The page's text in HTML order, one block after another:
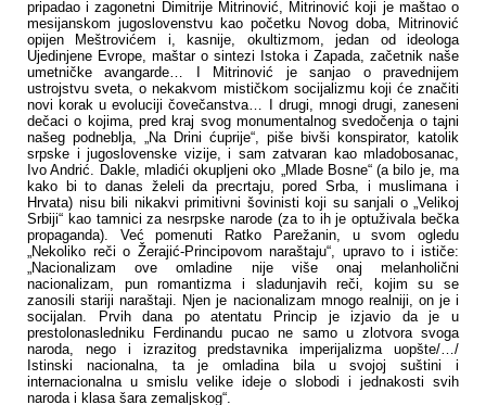
pripadao i zagonetni Dimitrije Mitrinović, Mitrinović koji je maštao o
mesijanskom jugoslovenstvu kao početku Novog doba, Mitrinović
opijen Meštrovićem i, kasnije, okultizmom, jedan od ideologa
Ujedinjene Evrope, maštar o sintezi Istoka i Zapada, začetnik naše
umetničke avangarde… I Mitrinović je sanjao o pravednijem
ustrojstvu sveta, o nekakvom mističkom socijalizmu koji će značiti
novi korak u evoluciji čovečanstva… I drugi, mnogi drugi, zaneseni
dečaci o kojima, pred kraj svog monumentalnog svedočenja o tajni
našeg podneblja, „Na Drini ćuprije“, piše bivši konspirator, katolik
srpske i jugoslovenske vizije, i sam zatvaran kao mladobosanac,
Ivo Andrić. Dakle, mladići okupljeni oko „Mlade Bosne“ (a bilo je, ma
kako bi to danas želeli da precrtaju, pored Srba, i muslimana i
Hrvata) nisu bili nikakvi primitivni šovinisti koji su sanjali o „Velikoj
Srbiji“ kao tamnici za nesrpske narode (za to ih je optuživala bečka
propaganda). Već pomenuti Ratko Parežanin, u svom ogledu
„Nekoliko reči o Žerajić-Principovom naraštaju“, upravo to i ističe:
„Nacionalizam ove omladine nije više onaj melanholični
nacionalizam, pun romantizma i sladunjavih reči, kojim su se
zanosili stariji naraštaji. Njen je nacionalizam mnogo realniji, on je i
socijalan. Prvih dana po atentatu Princip je izjavio da je u
prestolonasledniku Ferdinandu pucao ne samo u zlotvora svoga
naroda, nego i izrazitog predstavnika imperijalizma uopšte/…/
Istinski nacionalna, ta je omladina bila u svojoj suštini i
internacionalna u smislu velike ideje o slobodi i jednakosti svih
naroda i klasa šara zemaljskog“.